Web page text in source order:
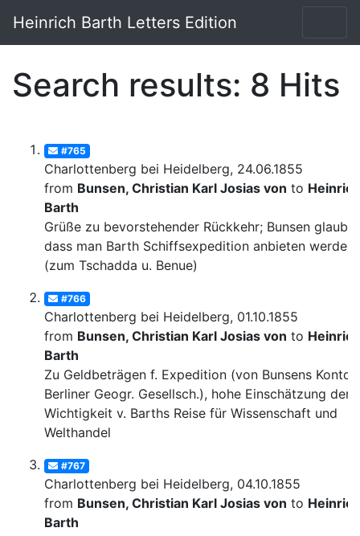
Heinrich Barth Letters Edition
Search results: 8 Hits
#765
Charlottenberg bei Heidelberg, 24.06.1855
from Bunsen, Christian Karl Josias von to Heinrich
Barth
Grüße zu bevorstehender Rückkehr; Bunsen glaubt,
dass man Barth Schiffsexpedition anbieten werde
(zum Tschadda u. Benue)
#766
Charlottenberg bei Heidelberg, 01.10.1855
from Bunsen, Christian Karl Josias von to Heinrich
Barth
Zu Geldbeträgen f. Expedition (von Bunsens Konto,
Berliner Geogr. Gesellsch.), hohe Einschätzung der
Wichtigkeit v. Barths Reise für Wissenschaft und
Welthandel
#767
Charlottenberg bei Heidelberg, 04.10.1855
from Bunsen, Christian Karl Josias von to Heinrich
Barth